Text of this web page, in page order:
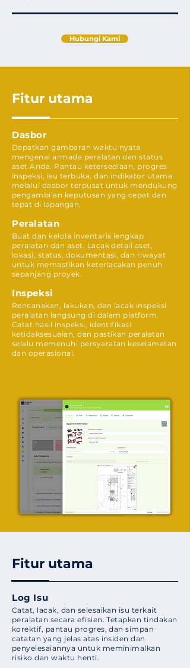
Hubungi Kami
Fitur utama
Dasbor
Dapatkan gambaran waktu nyata
mengenai armada peralatan dan status
aset Anda. Pantau ketersediaan, progres
inspeksi, isu terbuka, dan indikator utama
melalui dasbor terpusat untuk mendukung
pengambilan keputusan yang cepat dan
tepat di lapangan.
Peralatan
Buat dan kelola inventaris lengkap
peralatan dan aset. Lacak detail aset,
lokasi, status, dokumentasi, dan riwayat
untuk memastikan keterlacakan penuh
sepanjang proyek.
Inspeksi
Rencanakan, lakukan, dan lacak inspeksi
peralatan langsung di dalam platform.
Catat hasil inspeksi, identifikasi
ketidaksesuaian, dan pastikan peralatan
selalu memenuhi persyaratan keselamatan
dan operasional.
Fitur utama
Log Isu
Catat, lacak, dan selesaikan isu terkait
peralatan secara efisien. Tetapkan tindakan
korektif, pantau progres, dan simpan
catatan yang jelas atas insiden dan
penyelesaiannya untuk meminimalkan
risiko dan waktu henti.